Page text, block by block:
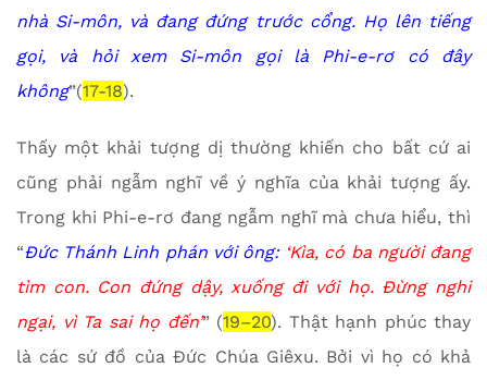
nhà Si-môn, và đang đứng trước cổng. Họ lên tiếng
gọi, và hỏi xem Si-môn gọi là Phi-e-rơ có đây
không”(17-18).
Thấy một khải tượng dị thường khiến cho bất cứ ai
cũng phải ngẫm nghĩ về ý nghĩa của khải tượng ấy.
Trong khi Phi-e-rơ đang ngẫm nghĩ mà chưa hiểu, thì
“Đức Thánh Linh phán với ông: ‘Kìa, có ba người đang
tìm con. Con đứng dậy, xuống đi với họ. Đừng nghi
ngại, vì Ta sai họ đến’” (19–20). Thật hạnh phúc thay
là các sứ đồ của Đức Chúa Giêxu. Bởi vì họ có khả